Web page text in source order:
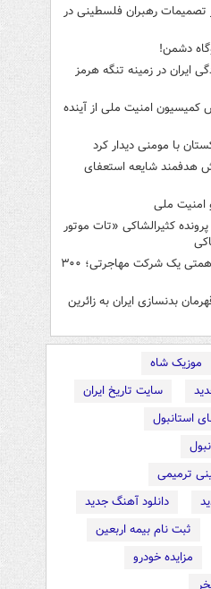
تصمیمات رهبران فلسطینی در
دشمن!
ایران در زمینه تنگه هرمز
کمیسیون امنیت ملی از آینده
با مومنی دیدار کرد
هدفمند شایعه استعفای
امنیت ملی
پرونده کثیرالشاکی «تات موتور
کلاهبرداری ۴ همتی یک شرکت مهاجرتی؛ ۳۰۰
بدنسازی ایران به زائرین
موزیک شاه
سایت تاریخ ایران
استانبول
ترمیمی
دانلود آهنگ جدید
ثبت نام بیمه اربعین
مزایده خودرو